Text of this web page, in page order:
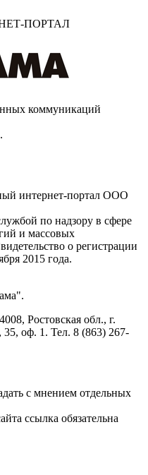
ПОРТАЛ
коммуникаций
интернет-портал ООО
по надзору в сфере
и массовых
о регистрации
2015 года.
Ростовская обл., г.
оф. 1. Тел. 8 (863) 267-
с мнением отдельных
ссылка обязательна